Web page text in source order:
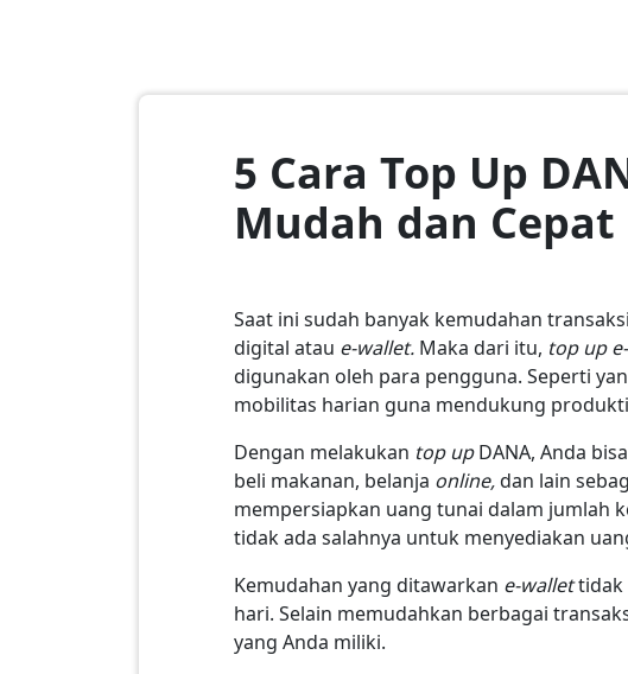
5 Cara Top Up
Mudah dan Cepat
Saat ini sudah banyak kemudahan
digital atau e-wallet. Maka dari itu, top up
digunakan oleh para pengguna. Seperti
mobilitas harian guna mendukung
Dengan melakukan top upDANA, Anda
beli makanan, belanja online,dan lain
mempersiapkan uang tunai dalam jumlah
tidak ada salahnya untuk menyediakan
Kemudahan yang ditawarkan e-wallettidak
hari. Selain memudahkan berbagai
yang Anda miliki.